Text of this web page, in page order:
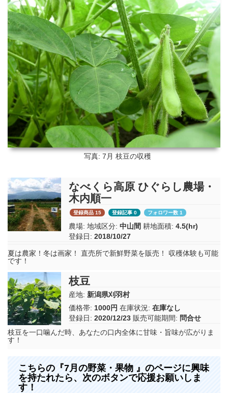
写真: 7月 枝豆の収穫
なべくら高原 ひぐらし農場・
木内順一
登録商品 15 登録記事 0 フォロワー数 1
農場: 地域区分: 中山間 耕地面積: 4.5(hr)
登録日: 2018/10/27
夏は農家！冬は画家！ 直売所で新鮮野菜を販売！ 収穫体験も可能
です！
枝豆
産地: 新潟県刈羽村
価格帯: 1000円 在庫状況: 在庫なし
登録日: 2020/12/23 販売可能期間: 問合せ
枝豆を一口噛んだ時、あなたの口内全体に甘味・旨味が広がりま
す！
こちらの『7月の野菜・果物 』のページに興味
を持たれたら、次のボタンで応援お願いしま
す！